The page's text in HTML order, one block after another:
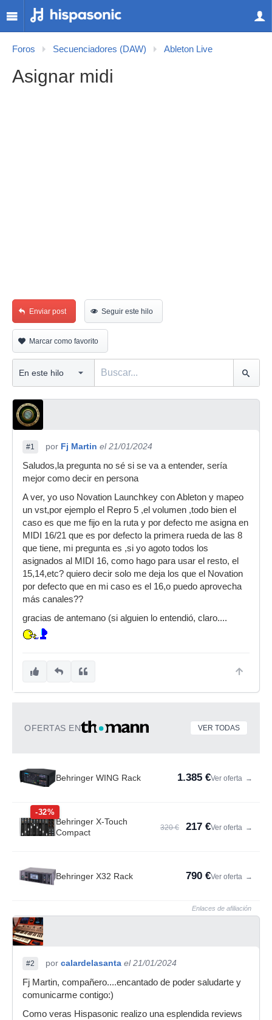
Foros Secuenciadores (DAW) Ableton Live
Asignar midi
Enviar post Seguir este hilo
Marcar como favorito
#1 por Fj Martin el 21/01/2024
Saludos,la pregunta no sé si se va a entender, sería
mejor como decir en persona
A ver, yo uso Novation Launchkey con Ableton y mapeo
un vst,por ejemplo el Repro 5 ,el volumen ,todo bien el
caso es que me fijo en la ruta y por defecto me asigna en
MIDI 16/21 que es por defecto la primera rueda de las 8
que tiene, mi pregunta es ,si yo agoto todos los
asignados al MIDI 16, como hago para usar el resto, el
15,14,etc? quiero decir solo me deja los que el Novation
por defecto que en mi caso es el 16,o puedo aprovecha
más canales??
gracias de antemano (si alguien lo entendió, claro....
OFERTAS EN VER TODAS
Behringer WING Rack 1.385 €Ver oferta →
-32%
Behringer X-Touch
Compact
320 € 217 €Ver oferta →
Behringer X32 Rack 790 €Ver oferta →
Enlaces de afiliación
#2 por calardelasanta el 21/01/2024
Fj Martin, compañero....encantado de poder saludarte y
comunicarme contigo:)
Como veras Hispasonic realizo una esplendida reviews